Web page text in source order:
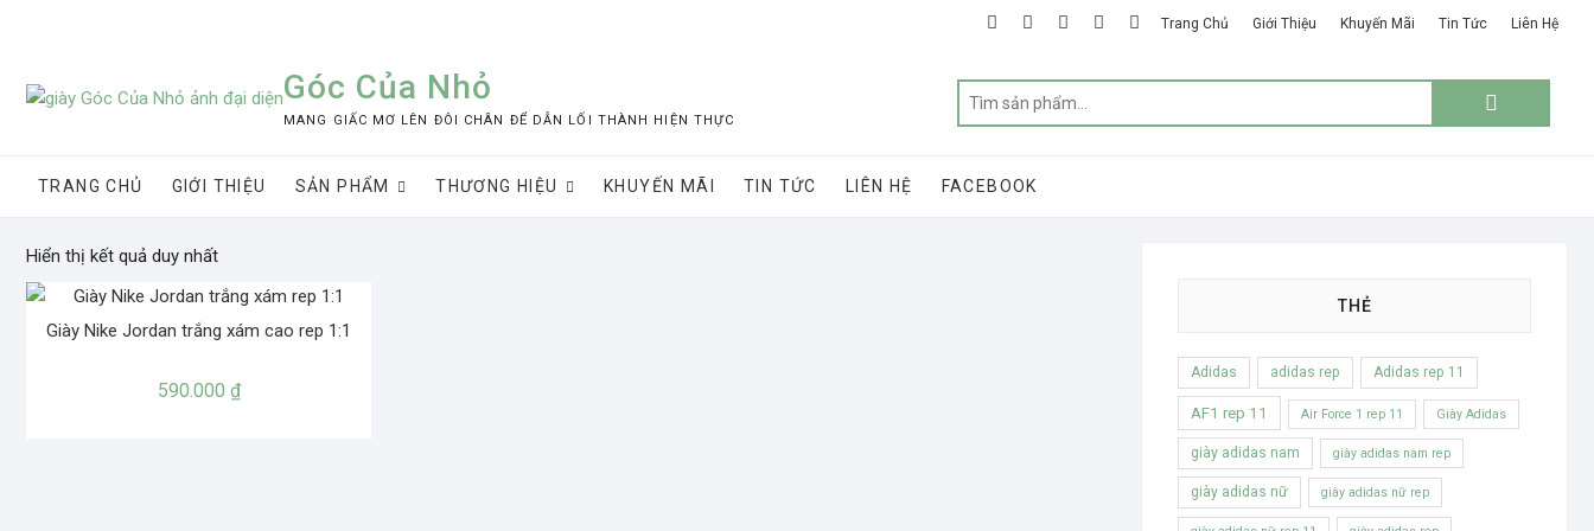
facebook
twittergoogleinstagram
linkedin
Trang Chủ Giới Thiệu Khuyến Mãi Tin Tức Liên Hệ
Góc Của Nhỏ
MANG GIẤC MƠ LÊN ĐÔI CHÂN ĐỂ DẪN LỐI THÀNH HIỆN THỰC
TRANG CHỦ GIỚI THIỆU SẢN PHẨM THƯƠNG HIỆU KHUYẾN MÃI TIN TỨC LIÊN HỆ FACEBOOK
Hiển thị kết quả duy nhất
Giày Nike Jordan trắng xám cao rep 1:1
590.000 ₫
THẺ
Adidas adidas rep Adidas rep 11
AF1 rep 11 Air Force 1 rep 11 Giày Adidas
giày adidas nam giày adidas nam rep
giày adidas nữ giày adidas nữ rep